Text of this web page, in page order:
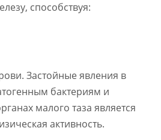
способствуя:
Застойные явления в
бактериям и
малого таза является
активность.